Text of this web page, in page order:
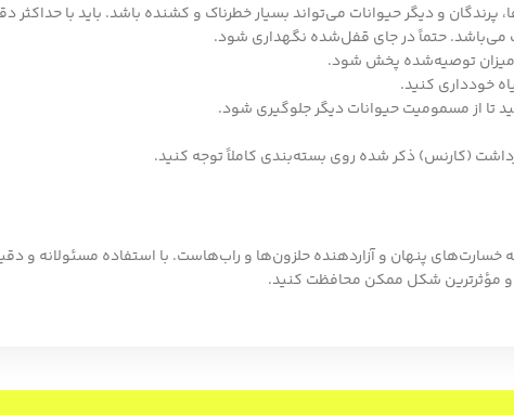
و دیگر حیوانات می‌تواند بسیار خطرناک و کشنده باشد. باید با
می‌باشد. حتماً در جای قفل‌شده نگهداری شود.
میزان توصیه‌شده پخش شود.
خودداری کنید.
تا از مسمومیت حیوانات دیگر جلوگیری شود.
(کارنس) ذکر شده روی بسته‌بندی کاملاً توجه کنید.
به خسارت‌های پنهان و آزاردهنده حلزون‌ها و راب‌هاست. با استفاده مسئولانه و
و مؤثرترین شکل ممکن محافظت کنید.